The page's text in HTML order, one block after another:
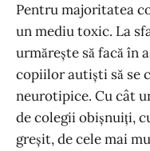
Pentru majoritatea
un mediu toxic. La
urmărește să facă în
copiilor autiști să se
neurotipice. Cu cât
de colegii obișnuiți,
greșit, de cele mai